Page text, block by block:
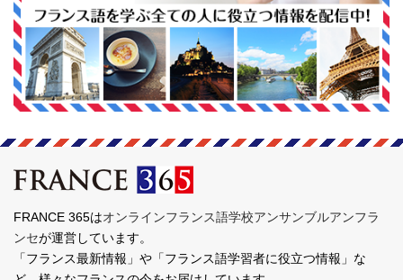
FRANCE 365はオンラインフランス語学校アンサンブルアンフラ
ンセが運営しています。
「フランス最新情報」や「フランス語学習者に役立つ情報」な